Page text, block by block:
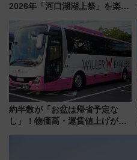
2026年「河口湖湖上祭」を楽し
ススメ
約半数が「お盆は帰省予定な
し」！物価高・運賃値上げが財